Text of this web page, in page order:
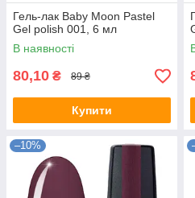
Гель-лак Baby Moon Pastel
Gel polish 001, 6 мл
В наявності
80,10 ₴ 89 ₴
Купити
–10%